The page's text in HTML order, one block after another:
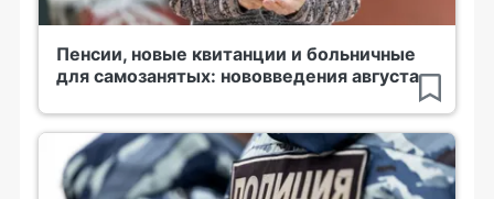
Пенсии, новые квитанции и больничные
для самозанятых: нововведения августа